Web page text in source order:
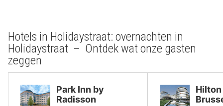
Hotels in Holidaystraat: overnachten in
Holidaystraat – Ontdek wat onze gasten
zeggen
Park Inn by
Radisson
Hilton